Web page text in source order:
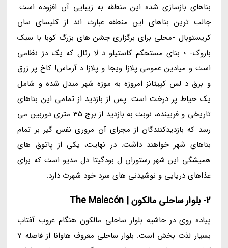
بناهای بازسازی شده این منطقه به زیبایی آن افزوده است.
جالب ترین بناهای این منطقه عبارت اند از کلیسای سان
کریستوبال -محلی برای برگزاری جشن های بزرگ کوبا با سبک
باروک- ؛ بنای مستحکم کاستیلو د لا رئال که یک دژ نظامی
است و میادین عمومی پلازا ویجا و پلازا د آرماس! کاخ پر زرق
و برق د لس کپیتانز امروزه به موزه شهر مبدل شده و شامل
یک حیاط پر درخت است. پس از بازدید از تمامی این بناهای
تاریخی و فریبنده، نوبت به بازدید از برج 35 متری دوربین می
رسد که بازدیدکنندگان از مجرای آن مروری نفس گیر بر تمام
بناهای شهر خواهند داشت. در نهایت، یکی از پاتوق های
همیشگی این شهر رستوران ل بودگیتا دل مدیو است که برای
غذاهای دریایی و نوشیدنی های سرد خود شهرت دارد.
2- بلوار ساحلی مالکون | The Malecón
پیاده روی در حاشیه بلوار ساحلی مالکون هنگام غروب آفتاب
بسیار لذت بخش است. بلوار ساحلی معروف هاوانا از فاصله 7